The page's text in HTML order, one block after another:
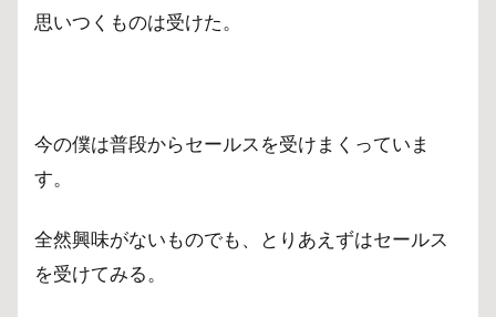
思いつくものは受けた。
今の僕は普段からセールスを受けまくっていま
す。
全然興味がないものでも、とりあえずはセールス
を受けてみる。